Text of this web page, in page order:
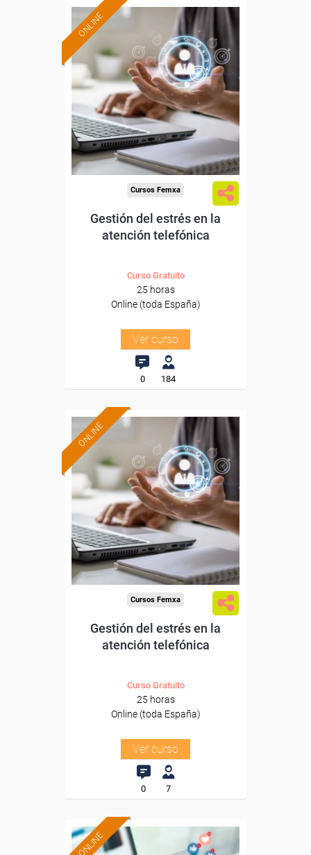
ONLINE
Formación 100%
subvencionada.
Para desempleados,
trabajadores y autónomos.
Sector
-Otros Servicios.
Cursos Femxa
Gestión del estrés en la
atención telefónica
Curso Gratuito
25 horas
Online (toda España)
Ver curso
0 184
ONLINE
Formación 100%
subvencionada.
Para desempleados,
trabajadores y autónomos.
Sector
-Finanzas y Seguros.
Cursos Femxa
Gestión del estrés en la
atención telefónica
Curso Gratuito
25 horas
Online (toda España)
Ver curso
0 7
ONLINE